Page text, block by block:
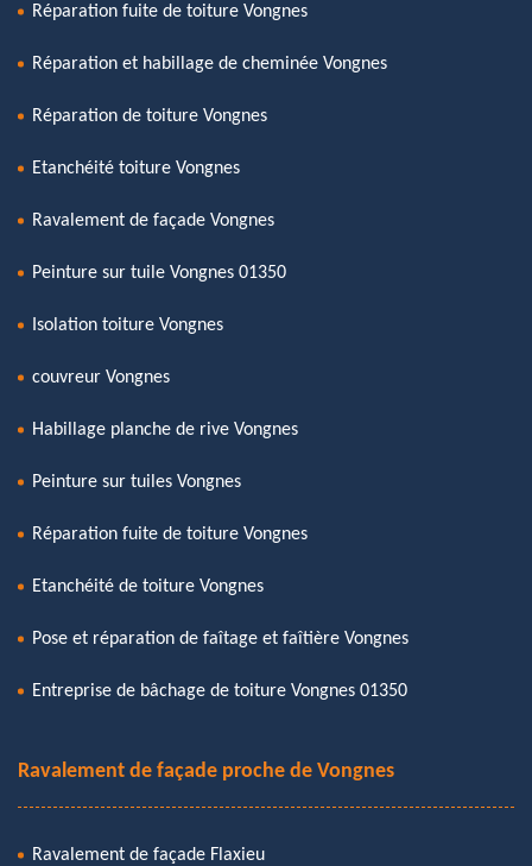
Réparation fuite de toiture Vongnes
Réparation et habillage de cheminée Vongnes
Réparation de toiture Vongnes
Etanchéité toiture Vongnes
Ravalement de façade Vongnes
Peinture sur tuile Vongnes 01350
Isolation toiture Vongnes
couvreur Vongnes
Habillage planche de rive Vongnes
Peinture sur tuiles Vongnes
Réparation fuite de toiture Vongnes
Etanchéité de toiture Vongnes
Pose et réparation de faîtage et faîtière Vongnes
Entreprise de bâchage de toiture Vongnes 01350
Ravalement de façade proche de Vongnes
Ravalement de façade Flaxieu